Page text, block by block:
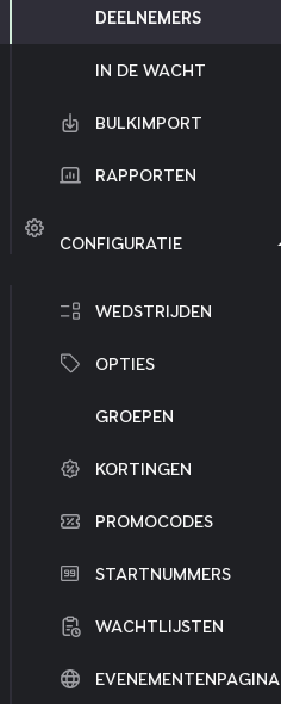
DEELNEMERS
IN DE WACHT
BULKIMPORT
RAPPORTEN
CONFIGURATIE
WEDSTRIJDEN
OPTIES
GROEPEN
KORTINGEN
PROMOCODES
STARTNUMMERS
WACHTLIJSTEN
EVENEMENTENPAGINA